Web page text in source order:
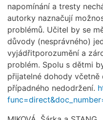
napomínání a tresty
autorky naznačují
problémů. Učitel by se
důvody (nesprávného)
vyjádřitporozumění a
problém. Spolu s dětmi
přijatelné dohody včetně
případného nedodržení.